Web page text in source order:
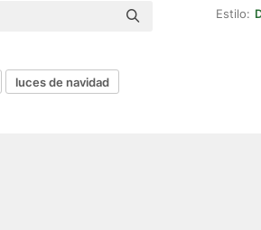
Estilo:
luces de navidad